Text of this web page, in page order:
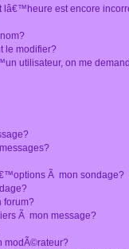
est encore
le modifier?
utilisateur, on me
Ã mon sondage?
forum?
Ã mon message?
modÃ©rateur?